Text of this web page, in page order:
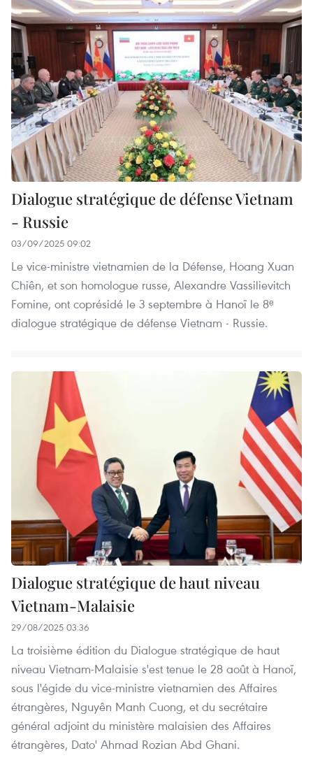
Dialogue stratégique de défense Vietnam
- Russie
03/09/2025 09:02
Le vice-ministre vietnamien de la Défense, Hoang Xuan
Chiên, et son homologue russe, Alexandre Vassilievitch
Fomine, ont coprésidé le 3 septembre à Hanoï le 8ᵉ
dialogue stratégique de défense Vietnam - Russie.
Dialogue stratégique de haut niveau
Vietnam-Malaisie
29/08/2025 03:36
La troisième édition du Dialogue stratégique de haut
niveau Vietnam-Malaisie s'est tenue le 28 août à Hanoï,
sous l'égide du vice-ministre vietnamien des Affaires
étrangères, Nguyên Manh Cuong, et du secrétaire
général adjoint du ministère malaisien des Affaires
étrangères, Dato' Ahmad Rozian Abd Ghani.